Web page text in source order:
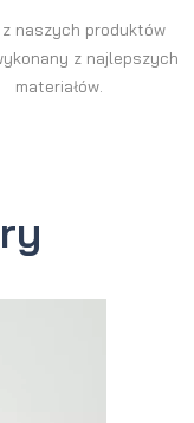
naszych produktów
z najlepszych
materiałów.